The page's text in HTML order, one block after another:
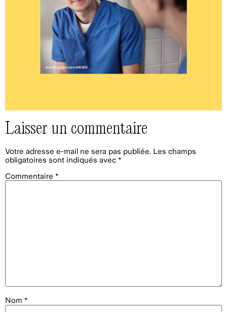
Laisser un commentaire
Votre adresse e-mail ne sera pas publiée. Les champs
obligatoires sont indiqués avec *
Commentaire *
Nom *